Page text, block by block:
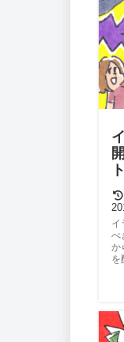
イ
べ
か
を